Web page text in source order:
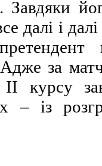
Завдяки
далі і
за
курсу
– із